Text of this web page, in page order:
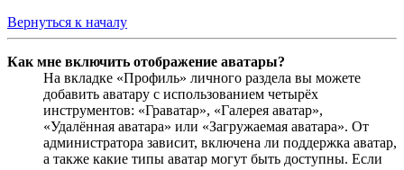
Вернуться к началу
Как мне включить отображение аватары?
На вкладке «Профиль» личного раздела вы можете
добавить аватару с использованием четырёх
инструментов: «Граватар», «Галерея аватар»,
«Удалённая аватара» или «Загружаемая аватара». От
администратора зависит, включена ли поддержка аватар,
а также какие типы аватар могут быть доступны. Если